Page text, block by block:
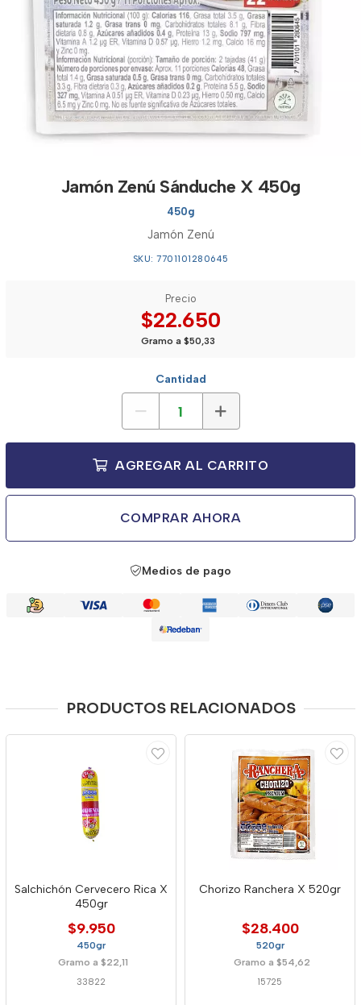
Jamón Zenú Sánduche X 450g
450g
Jamón Zenú
SKU: 7701101280645
Precio
$22.650
Gramo a $50,33
Cantidad
AGREGAR AL CARRITO
COMPRAR AHORA
Medios de pago
PRODUCTOS RELACIONADOS
Salchichón Cervecero Rica X
450gr
$9.950
450gr
Gramo a $22,11
33822
Chorizo Ranchera X 520gr
$28.400
520gr
Gramo a $54,62
15725